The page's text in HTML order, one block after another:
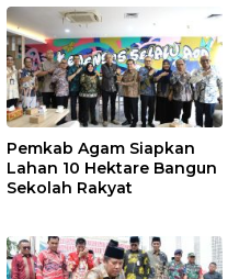
Pemkab Agam Siapkan
Lahan 10 Hektare Bangun
Sekolah Rakyat